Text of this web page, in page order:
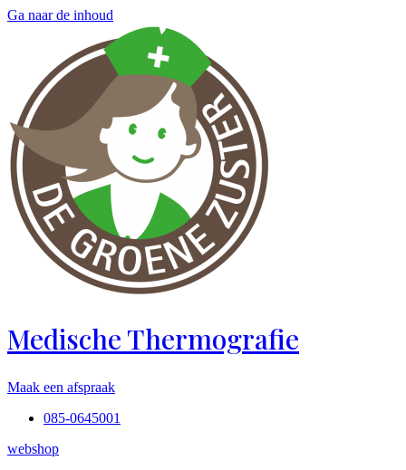
Ga naar de inhoud
Medische Thermografie
Maak een afspraak
085-0645001
webshop